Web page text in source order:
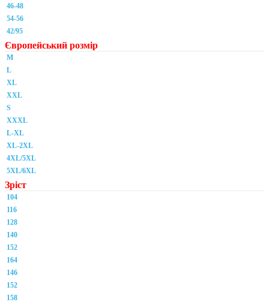
46-48
54-56
42/95
Європейський розмір
M
L
XL
XXL
S
XXXL
L-XL
XL-2XL
4XL/5XL
5XL/6XL
Зріст
104
116
128
140
152
164
146
152
158